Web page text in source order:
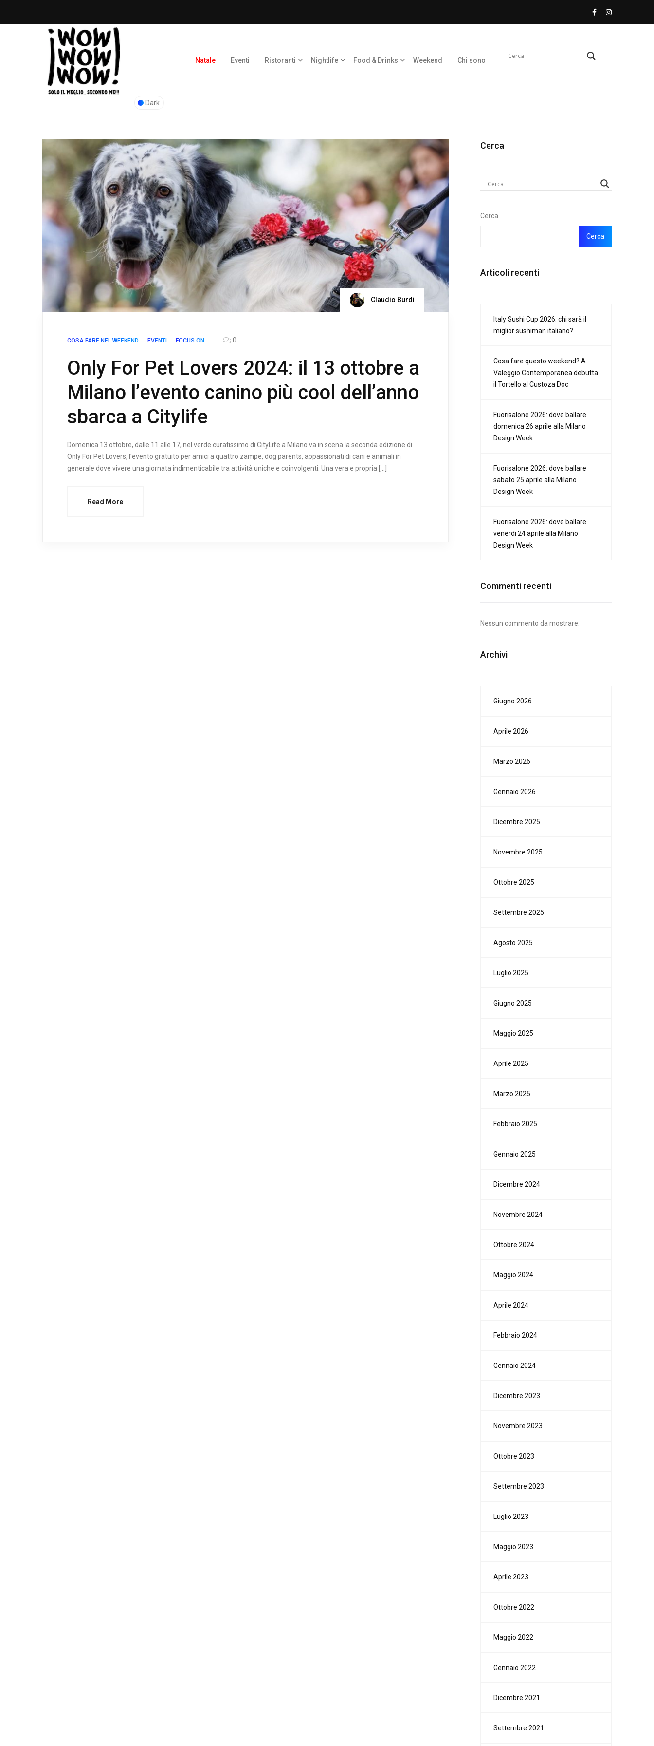
Natale Eventi Ristoranti Nightlife Food & Drinks Weekend Chi sono
Dark
Claudio Burdi
COSA FARE NEL WEEKEND EVENTI FOCUS ON 0
Only For Pet Lovers 2024: il 13 ottobre a
Milano l’evento canino più cool dell’anno
sbarca a Citylife
Domenica 13 ottobre, dalle 11 alle 17, nel verde curatissimo di CityLife a Milano va in scena la seconda edizione di
Only For Pet Lovers, l’evento gratuito per amici a quattro zampe, dog parents, appassionati di cani e animali in
generale dove vivere una giornata indimenticabile tra attività uniche e coinvolgenti. Una vera e propria […]
Read More
Cerca
Cerca
Cerca
Articoli recenti
Italy Sushi Cup 2026: chi sarà il
miglior sushiman italiano?
Cosa fare questo weekend? A
Valeggio Contemporanea debutta
il Tortello al Custoza Doc
Fuorisalone 2026: dove ballare
domenica 26 aprile alla Milano
Design Week
Fuorisalone 2026: dove ballare
sabato 25 aprile alla Milano
Design Week
Fuorisalone 2026: dove ballare
venerdì 24 aprile alla Milano
Design Week
Commenti recenti
Nessun commento da mostrare.
Archivi
Giugno 2026
Aprile 2026
Marzo 2026
Gennaio 2026
Dicembre 2025
Novembre 2025
Ottobre 2025
Settembre 2025
Agosto 2025
Luglio 2025
Giugno 2025
Maggio 2025
Aprile 2025
Marzo 2025
Febbraio 2025
Gennaio 2025
Dicembre 2024
Novembre 2024
Ottobre 2024
Maggio 2024
Aprile 2024
Febbraio 2024
Gennaio 2024
Dicembre 2023
Novembre 2023
Ottobre 2023
Settembre 2023
Luglio 2023
Maggio 2023
Aprile 2023
Ottobre 2022
Maggio 2022
Gennaio 2022
Dicembre 2021
Settembre 2021